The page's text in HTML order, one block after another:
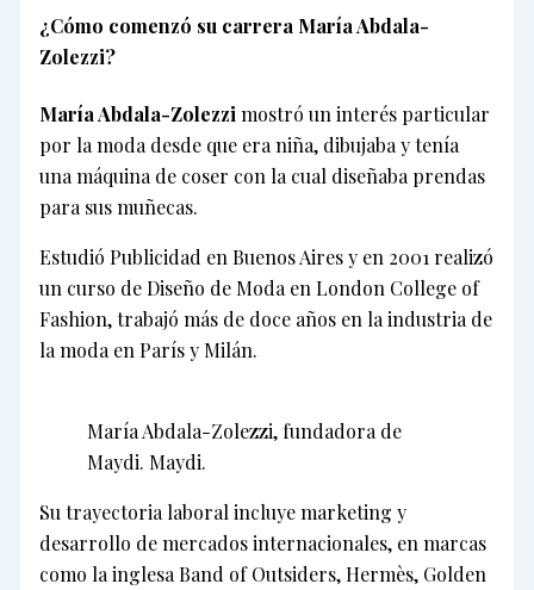
¿Cómo comenzó su carrera María Abdala-
Zolezzi?
María Abdala-Zolezzi mostró un interés particular
por la moda desde que era niña, dibujaba y tenía
una máquina de coser con la cual diseñaba prendas
para sus muñecas.
Estudió Publicidad en Buenos Aires y en 2001 realizó
un curso de Diseño de Moda en London College of
Fashion, trabajó más de doce años en la industria de
la moda en París y Milán.
María Abdala-Zolezzi, fundadora de
Maydi. Maydi.
Su trayectoria laboral incluye marketing y
desarrollo de mercados internacionales, en marcas
como la inglesa Band of Outsiders, Hermès, Golden